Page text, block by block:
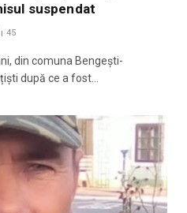
suspendat
45
din comuna Bengești-
după ce a fost…